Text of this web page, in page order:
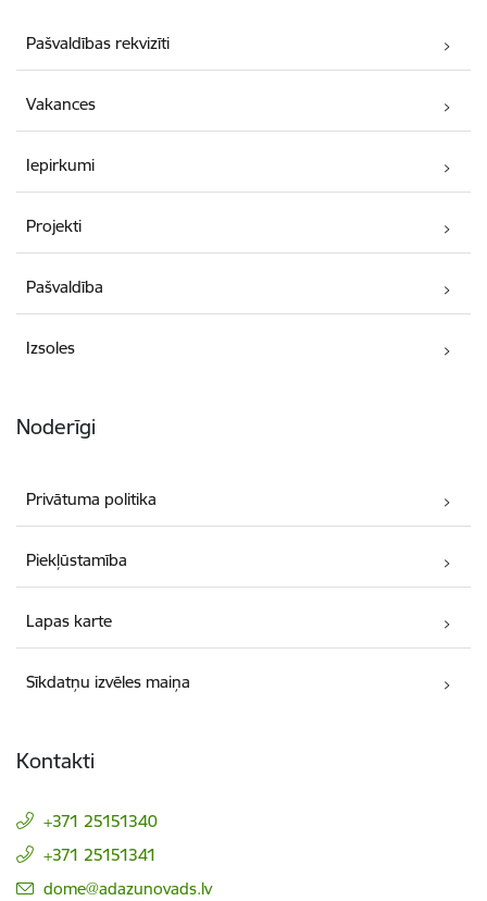
Pašvaldības rekvizīti
Vakances
Iepirkumi
Projekti
Pašvaldība
Izsoles
Noderīgi
Privātuma politika
Piekļūstamība
Lapas karte
Sīkdatņu izvēles maiņa
Kontakti
+371 25151340
+371 25151341
E-pasts:
dome@adazunovads.lv